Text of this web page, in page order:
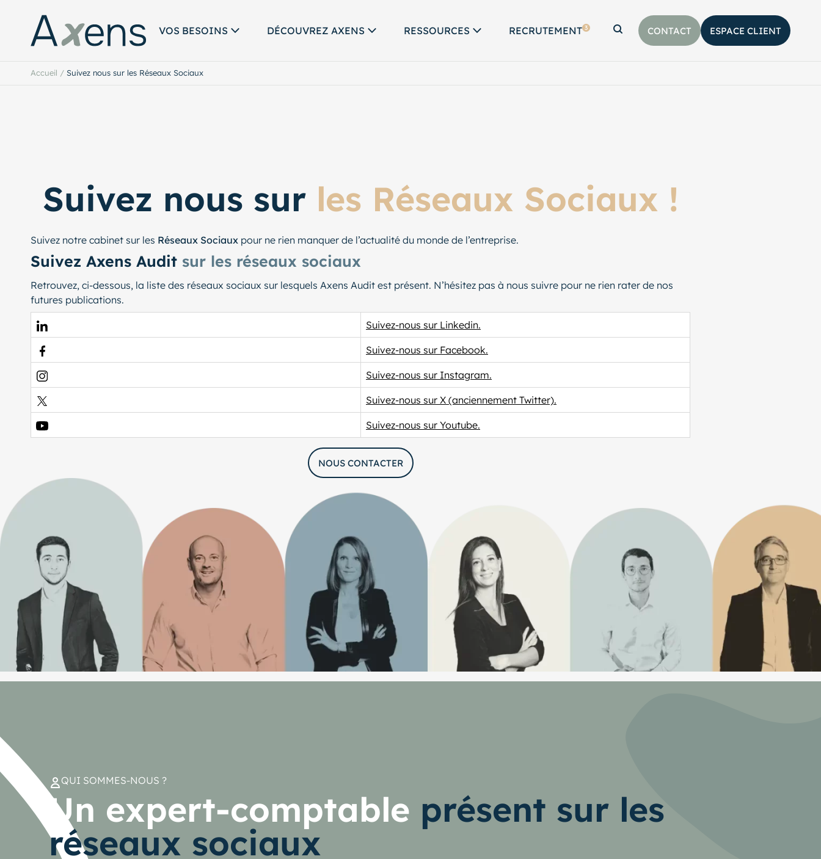
VOS BESOINS DÉCOUVREZ AXENS RESSOURCES RECRUTEMENT 3
Afficher la barre de recherche
CONTACT ESPACE CLIENT
Accueil / Suivez nous sur les Réseaux Sociaux
Suivez nous sur les Réseaux Sociaux !
Suivez notre cabinet sur les Réseaux Sociaux pour ne rien manquer de l’actualité du monde de l’entreprise.
Suivez Axens Audit sur les réseaux sociaux
Retrouvez, ci-dessous, la liste des réseaux sociaux sur lesquels Axens Audit est présent. N’hésitez pas à nous suivre pour ne rien rater de nos
futures publications.
Suivez-nous sur Linkedin.
Suivez-nous sur Facebook.
Suivez-nous sur Instagram.
Suivez-nous sur X (anciennement Twitter).
Suivez-nous sur Youtube.
NOUS CONTACTER
QUI SOMMES-NOUS ?
Un expert-comptable présent sur les
réseaux sociaux